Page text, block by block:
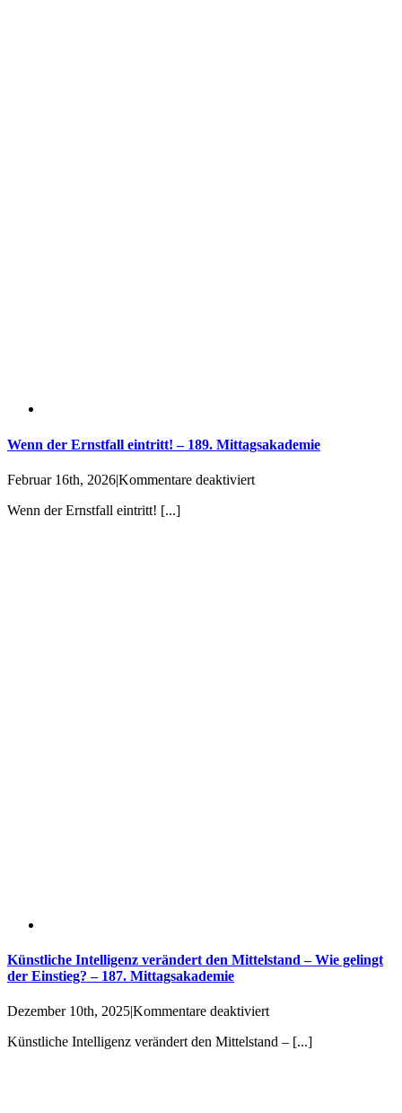
Wenn der Ernstfall eintritt! – 189. Mittagsakademie
Februar 16th, 2026|Kommentare deaktiviertfür
Wenn der Ernstfall eintritt! [...]
Künstliche Intelligenz verändert den Mittelstand – Wie gelingt
der Einstieg? – 187. Mittagsakademie
Dezember 10th, 2025|Kommentare deaktiviertfür
Intelligenz
Künstliche Intelligenz verändert den Mittelstand – [...]